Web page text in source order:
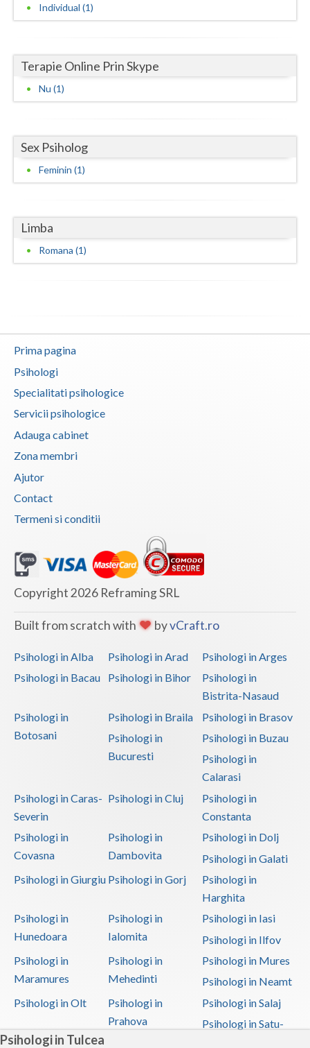
Psihologi in Tulcea
Teleorman
Timis
Tulcea
Vaslui
Individual (1)
Terapie Online Prin Skype
Nu (1)
Sex Psiholog
Feminin (1)
Limba
Romana (1)
Prima pagina
Psihologi
Specialitati psihologice
Servicii psihologice
Adauga cabinet
Zona membri
Ajutor
Contact
Termeni si conditii
Copyright 2026 Reframing SRL
Built from scratch with byvCraft.ro
Psihologi in Alba Psihologi in Arad
Psihologi in Arges
Psihologi in Bacau
Psihologi in Bihor
Psihologi in
Bistrita-Nasaud
Psihologi in
Botosani
Psihologi in Braila
Psihologi in Brasov
Psihologi in
Bucuresti
Psihologi in Buzau
Psihologi in
Calarasi
Psihologi in Caras-
Severin
Psihologi in Cluj
Psihologi in
Constanta
Psihologi in
Covasna
Psihologi in
Dambovita
Psihologi in Dolj
Psihologi in Galati
Psihologi in Giurgiu Psihologi in Gorj
Psihologi in
Harghita
Psihologi in
Hunedoara
Psihologi in
Ialomita
Psihologi in Iasi
Psihologi in Ilfov
Psihologi in
Maramures
Psihologi in
Mehedinti
Psihologi in Mures
Psihologi in Neamt
Psihologi in Olt
Psihologi in
Prahova
Psihologi in Salaj
Psihologi in Satu-